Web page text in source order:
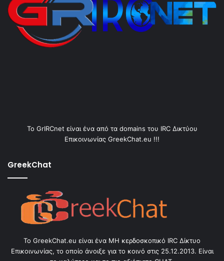
Το GrIRCnet είναι ένα από τα domains του IRC Δικτύου
Επικοινωνίας GreekChat.eu !!!
GreekChat
Το GreekChat.eu είναι ένα ΜΗ κερδοσκοπικό IRC Δίκτυο
Επικοινωνίας, το οποίο άνοιξε για το κοινό στις 25.12.2013. Είναι